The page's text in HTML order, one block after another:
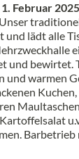
Februar 2025
lädt alle
und bewirtet.
und warmen